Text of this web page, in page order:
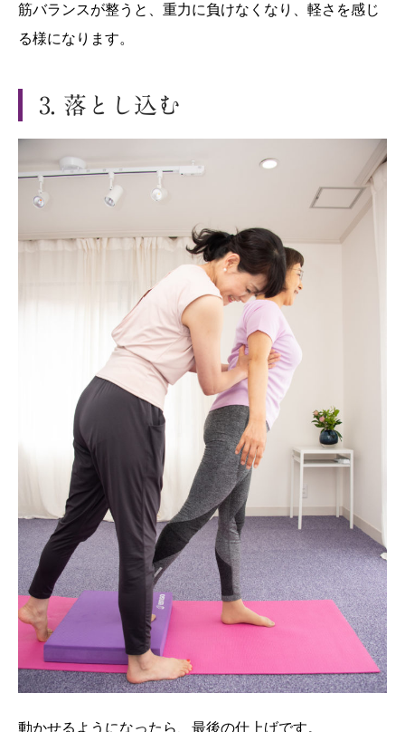
筋バランスが整うと、重力に負けなくなり、軽さを感じ
る様になります。
3. 落とし込む
動かせるようになったら、最後の仕上げです。